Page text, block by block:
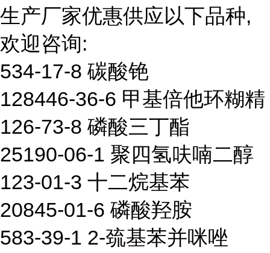
生产厂家优惠供应以下品种,
欢迎咨询:
534-17-8 碳酸铯
128446-36-6 甲基倍他环糊精
126-73-8 磷酸三丁酯
25190-06-1 聚四氢呋喃二醇
123-01-3 十二烷基苯
20845-01-6 磷酸羟胺
583-39-1 2-巯基苯并咪唑